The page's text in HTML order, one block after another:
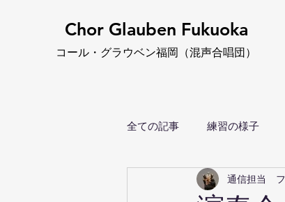
Chor Glauben Fukuoka
コール・グラウベン福岡 （混声合唱団）
全ての記事 練習の様子
通信担当 フ